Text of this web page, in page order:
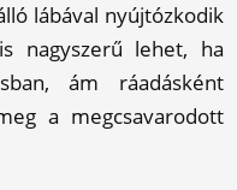
lábával nyújtózkodik
nagyszerű lehet, ha
ám ráadásként
a megcsavarodott